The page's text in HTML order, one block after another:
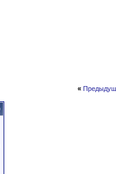
«